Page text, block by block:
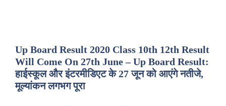
Up Board Result 2020 Class 10th 12th Result
Will Come On 27th June – Up Board Result:
हाईस्कूल और इंटरमीडिएट के 27 जून को आएंगे नतीजे,
मूल्यांकन लगभग पूरा